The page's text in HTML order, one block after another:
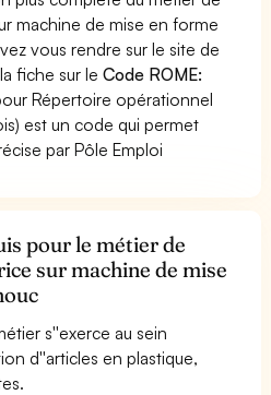
machine de mise en forme
vous rendre sur le site de
fiche sur leCode ROME:
Répertoire opérationnel
est un code qui permet
par Pôle Emploi
pour le métier de
sur machine de mise
s''exerce au sein
d''articles en plastique,